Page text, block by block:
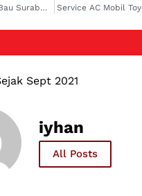
Atasi AC Mobil Bau Surabaya dengan Service di Dokter Mobil
Sept 2021
iyhan
All Posts